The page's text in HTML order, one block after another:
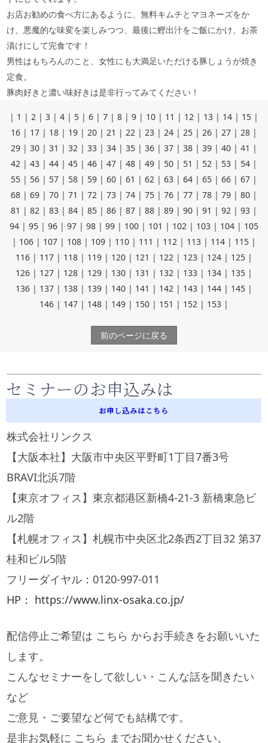
お店お勧めの食べ方にあるように、無料キムチとマヨネーズをか
け、悪魔的な味変を楽しみつつ、最後に鰹出汁をご飯にかけ、お茶
漬けにして完食です！
男性はもちろんのこと、女性にも大満足いただける豚しょうが焼き
定食。
豚肉好きと濃い味好きは是非行ってみてください！
| 1 | 2 | 3 | 4 | 5 | 6 | 7 | 8 | 9 | 10 | 11 | 12 | 13 | 14 | 15 |
16 | 17 | 18 | 19 | 20 | 21 | 22 | 23 | 24 | 25 | 26 | 27 | 28 |
29 | 30 | 31 | 32 | 33 | 34 | 35 | 36 | 37 | 38 | 39 | 40 | 41 |
42 | 43 | 44 | 45 | 46 | 47 | 48 | 49 | 50 | 51 | 52 | 53 | 54 |
55 | 56 | 57 | 58 | 59 | 60 | 61 | 62 | 63 | 64 | 65 | 66 | 67 |
68 | 69 | 70 | 71 | 72 | 73 | 74 | 75 | 76 | 77 | 78 | 79 | 80 |
81 | 82 | 83 | 84 | 85 | 86 | 87 | 88 | 89 | 90 | 91 | 92 | 93 |
94 | 95 | 96 | 97 | 98 | 99 | 100 | 101 | 102 | 103 | 104 | 105
| 106 | 107 | 108 | 109 | 110 | 111 | 112 | 113 | 114 | 115 |
116 | 117 | 118 | 119 | 120 | 121 | 122 | 123 | 124 | 125 |
126 | 127 | 128 | 129 | 130 | 131 | 132 | 133 | 134 | 135 |
136 | 137 | 138 | 139 | 140 | 141 | 142 | 143 | 144 | 145 |
146 | 147 | 148 | 149 | 150 | 151 | 152 | 153 |
前のページに戻る
セミナーのお申込みは
お申し込みはこちら
株式会社リンクス
【大阪本社】大阪市中央区平野町1丁目7番3号
BRAVI北浜7階
【東京オフィス】東京都港区新橋4-21-3 新橋東急ビ
ル2階
【札幌オフィス】札幌市中央区北2条西2丁目32 第37
桂和ビル5階
フリーダイヤル：0120-997-011
HP： https://www.linx-osaka.co.jp/
配信停止ご希望は こちら からお手続きをお願いいた
します。
こんなセミナーをして欲しい・こんな話を聞きたい
など
ご意見・ご要望など何でも結構です。
是非お気軽に こちら までお聞かせください。